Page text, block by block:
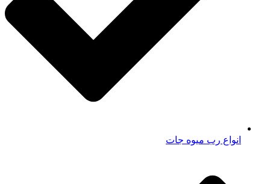
انواع رب میوه جات